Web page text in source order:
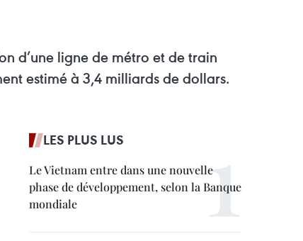
d’une ligne de métro et de train
estimé à 3,4 milliards de dollars.
LES PLUS LUS
Le Vietnam entre dans une nouvelle
phase de développement, selon la Banque
mondiale